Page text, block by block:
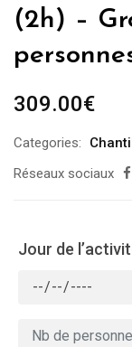
(2h) –
309.00€
Categories:
Réseaux sociaux
Jour de